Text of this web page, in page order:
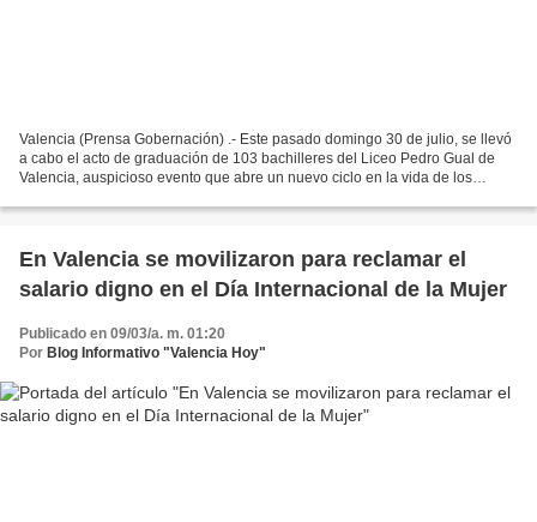
Valencia (Prensa Gobernación) .- Este pasado domingo 30 de julio, se llevó
a cabo el acto de graduación de 103 bachilleres del Liceo Pedro Gual de
Valencia, auspicioso evento que abre un nuevo ciclo en la vida de los
En Valencia se movilizaron para reclamar el
salario digno en el Día Internacional de la Mujer
Publicado en 09/03/a. m. 01:20
Por Blog Informativo "Valencia Hoy"